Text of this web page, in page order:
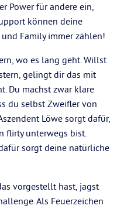
Power für andere ein,
können deine
Family immer zählen!
wo es lang geht. Willst
gelingt dir das mit
Du machst zwar klare
du selbst Zweifler von
Löwe sorgt dafür,
flirty unterwegs bist.
sorgt deine natürliche
vorgestellt hast, jagst
Als Feuerzeichen